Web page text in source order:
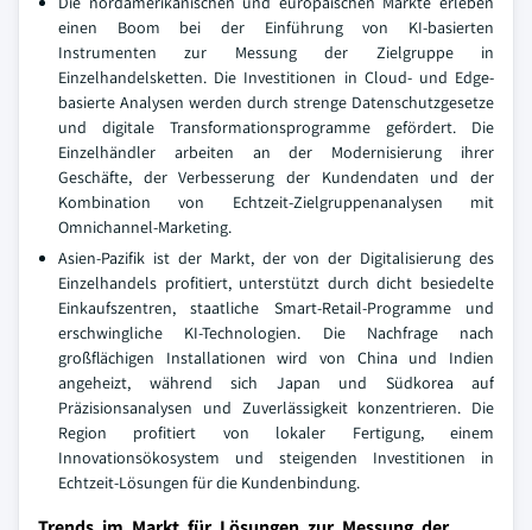
einen Boom bei der Einführung von KI-basierten
Instrumenten zur Messung der Zielgruppe in
Einzelhandelsketten. Die Investitionen in Cloud- und Edge-
basierte Analysen werden durch strenge Datenschutzgesetze
und digitale Transformationsprogramme gefördert. Die
Einzelhändler arbeiten an der Modernisierung ihrer
Geschäfte, der Verbesserung der Kundendaten und der
Kombination von Echtzeit-Zielgruppenanalysen mit
Omnichannel-Marketing.
Asien-Pazifik ist der Markt, der von der Digitalisierung des
Einzelhandels profitiert, unterstützt durch dicht besiedelte
Einkaufszentren, staatliche Smart-Retail-Programme und
erschwingliche KI-Technologien. Die Nachfrage nach
großflächigen Installationen wird von China und Indien
angeheizt, während sich Japan und Südkorea auf
Präzisionsanalysen und Zuverlässigkeit konzentrieren. Die
Region profitiert von lokaler Fertigung, einem
Innovationsökosystem und steigenden Investitionen in
Echtzeit-Lösungen für die Kundenbindung.